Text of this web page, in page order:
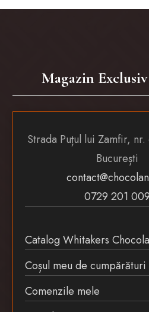
Magazin
Strada Puțul lui Zamfir,
București
0729 201 009
Catalog Whitakers
Coșul meu de cumpărături
Comenzile mele